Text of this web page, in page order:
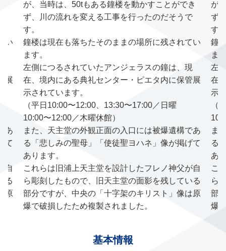
い
展
あ
て
自
る
原
が、当時は、50tもある鐘楼を動かすことができ
ず、川の流れを変える工事を行ったのだそうで
す。
鐘楼は現在も落ちたそのままの場所に残されてい
ます。
左側につるされていたアンジェラスの鐘は、現
在、境内にある典礼センター・ピエタ内に保管展
示されています。
（平日10:00〜12:00、13:30〜17:00／日曜
10:00〜12:00／木曜休館）
また、天主堂の外観正面の入口には被爆遺構であ
る「悲しみの聖母」「使徒聖ヨハネ」像が掲げて
あります。
これらは旧浦上天主堂を設計したフレノ神父が自
ら彫刻したもので、旧天主堂の面影を残している
部分ですが、中央の「十字架のキリスト」像は原
爆で破損したため複製されました。
が
ず
す
鐘
ま
左
在
示
（
ま
る
あ
こ
ら
部
爆
基本情報